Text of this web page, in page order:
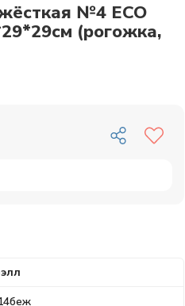
№4 ECO
(рогожка,